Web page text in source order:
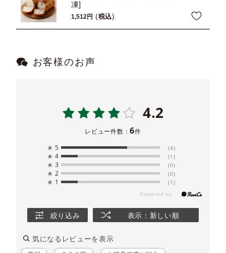
凍]
1,512 税込
お客様のお声
4.2
レビュー件数：6件
★ 5 (4)
★ 4 (1)
★ 3 (0)
★ 2 (0)
★ 1 (1)
絞り込み 表示：新しい順
気になるレビューを表示